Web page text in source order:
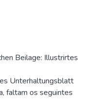
Beilage: Illustrirtes
Unterhaltungsblatt
faltam os seguintes